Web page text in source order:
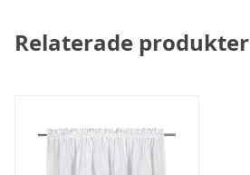
Relaterade produkter